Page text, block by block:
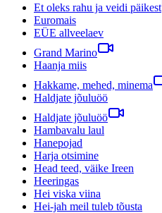
Et oleks rahu ja veidi päikest
Euromais
EÜE allveelaev
Grand Marino
Haanja miis
Hakkame, mehed, minema
Haldjate jõuluöö
Haldjate jõuluöö
Hambavalu laul
Hanepojad
Harja otsimine
Head teed, väike Ireen
Heeringas
Hei viska viina
Hei-jah meil tuleb tõusta